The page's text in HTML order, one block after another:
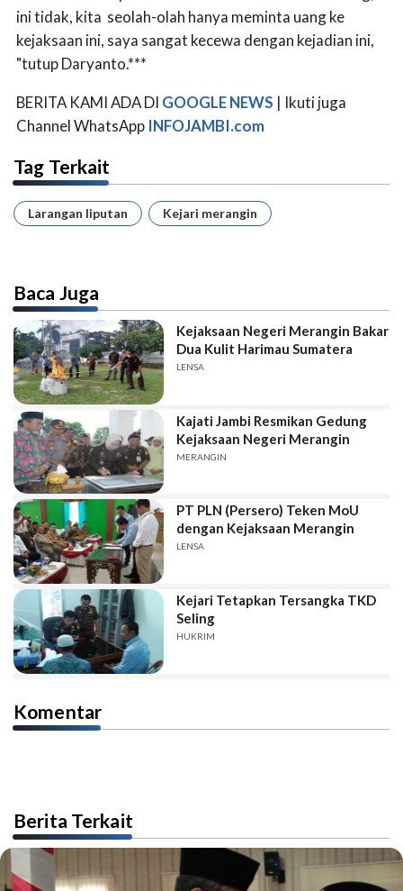
ini tidak, kita seolah-olah hanya meminta uang ke
kejaksaan ini, saya sangat kecewa dengan kejadian ini,
"tutup Daryanto.***
BERITA KAMI ADA DI GOOGLE NEWS | Ikuti juga
Channel WhatsApp INFOJAMBI.com
Tag Terkait
Larangan liputan Kejari merangin
Baca Juga
Kejaksaan Negeri Merangin Bakar
Dua Kulit Harimau Sumatera
LENSA
Kajati Jambi Resmikan Gedung
Kejaksaan Negeri Merangin
MERANGIN
PT PLN (Persero) Teken MoU
dengan Kejaksaan Merangin
LENSA
Kejari Tetapkan Tersangka TKD
Seling
HUKRIM
Komentar
Berita Terkait